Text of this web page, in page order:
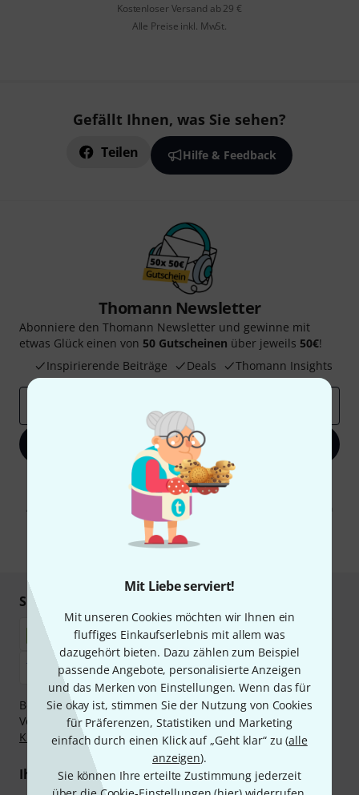
Mit Liebe serviert!
Mit unseren Cookies möchten wir Ihnen ein
fluffiges Einkaufserlebnis mit allem was
dazugehört bieten. Dazu zählen zum Beispiel
passende Angebote, personalisierte Anzeigen
und das Merken von Einstellungen. Wenn das für
Sie okay ist, stimmen Sie der Nutzung von Cookies
für Präferenzen, Statistiken und Marketing
einfach durch einen Klick auf „Geht klar“ zu (alle
anzeigen).
Sie können Ihre erteilte Zustimmung jederzeit
Kostenloser Versand ab 29 €
Alle Preise inkl. MwSt.
Gefällt Ihnen, was Sie sehen?
Teilen Hilfe & Feedback
Thomann Newsletter
Abonniere den Thomann Newsletter und gewinne mit
etwas Glück einen von 50 Gutscheinen über jeweils 50€!
Inspirierende Beiträge
Deals Thomann Insights
Jetzt anmelden
Mit Klick auf „Jetzt anmelden“ stimmen Sie dem Erhalt von E-Mail-
Werbung und einer Messung des E-Mail-Nutzungsverhaltens zu. Die
Abmeldung ist jederzeit möglich. Weitere Informationen finden Sie in
unserenDatenschutzhinweisen
* Pflichtfeld
Sicher einkaufen & bezahlen
Bezahlen Sie vertraulich und sicher per Nachnahme,
Vorkasse, PayPal, Amazon Pay,Klarna Sofort bezahlen
Klarna Ratenzahlungoder Kreditkarte.
Ihre Vorteile